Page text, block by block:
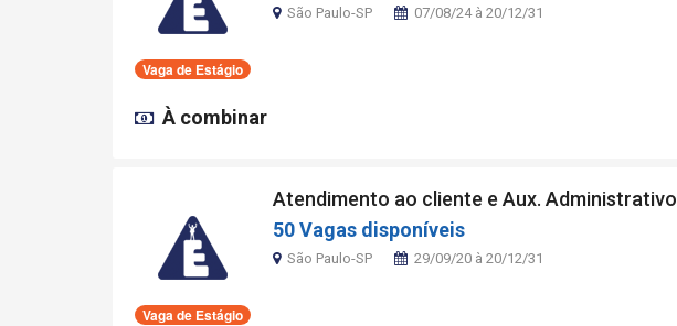
Vaga de Estágio
São Paulo-SP 07/08/24 à 20/12/31
À combinar
Vaga de Estágio
Atendimento ao cliente e Aux. Administrativo
50 Vagas disponíveis
São Paulo-SP 29/09/20 à 20/12/31